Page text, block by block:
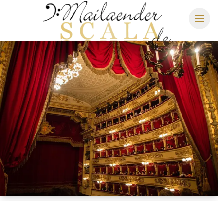
MAILÄNDER SCALA
SPIELPLAN 2026/2027
SITZPLAN HOTELS